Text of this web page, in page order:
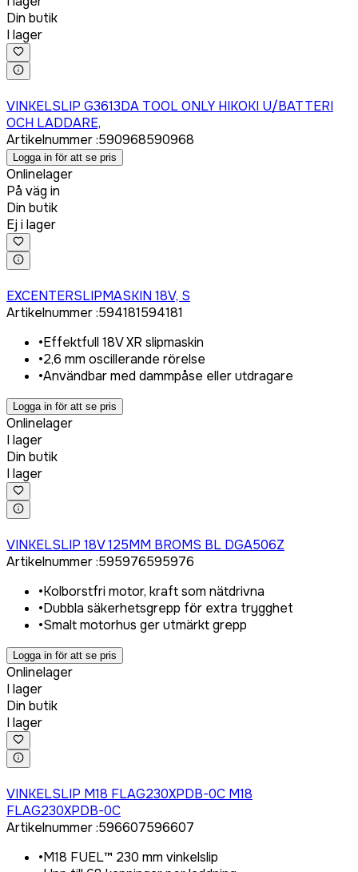
Din butik
I lager
VINKELSLIP G3613DA TOOL ONLY HIKOKI U/BATTERI
OCH LADDARE,
Artikelnummer:590968590968
Logga in för att se pris
Onlinelager
På väg in
Din butik
Ej i lager
EXCENTERSLIPMASKIN 18V, S
Artikelnummer:594181594181
•Effektfull 18V XR slipmaskin
•2,6 mm oscillerande rörelse
•Användbar med dammpåse eller utdragare
Logga in för att se pris
Onlinelager
I lager
Din butik
I lager
VINKELSLIP 18V 125MM BROMS BL DGA506Z
Artikelnummer:595976595976
•Kolborstfri motor, kraft som nätdrivna
•Dubbla säkerhetsgrepp för extra trygghet
•Smalt motorhus ger utmärkt grepp
Logga in för att se pris
Onlinelager
I lager
Din butik
I lager
VINKELSLIP M18 FLAG230XPDB-0C M18
FLAG230XPDB-0C
Artikelnummer:596607596607
•M18 FUEL™ 230 mm vinkelslip